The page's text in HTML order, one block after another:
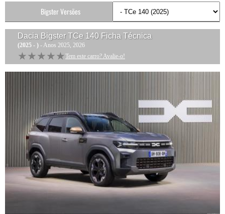
Dacia Bigster TCe 140Ficha Técnica
(2025 - ) - Anos 2025, 2026
★★★★★
★★★★★ Tem este carro? Avalie-o!
Bigster Versões